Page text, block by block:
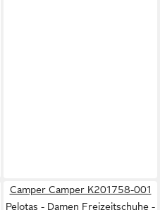
Camper Camper K201758-001
Pelotas - Damen Freizeitschuhe -